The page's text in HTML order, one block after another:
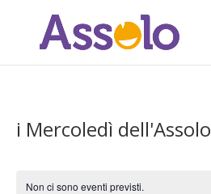
i Mercoledì dell'Assolo
Non ci sono eventi previsti.